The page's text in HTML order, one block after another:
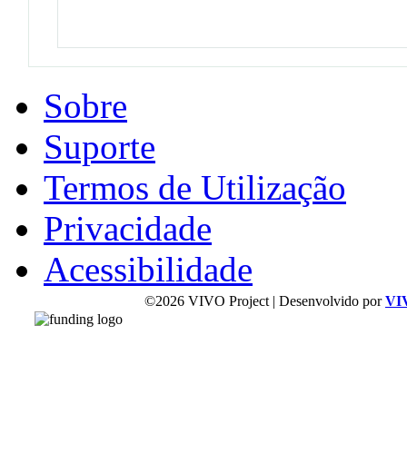
Sobre
Suporte
Termos de Utilização
Privacidade
Acessibilidade
©2026 VIVO Project | Desenvolvido por